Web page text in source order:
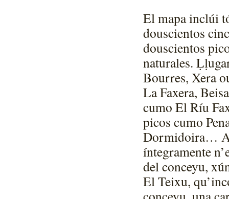
El mapa inclúi
douscientos
douscientos
naturales.
Bourres, Xera
La Faxera,
cumo El Ríu
picos cumo
Dormidoira…
íntegramente
del conceyu,
El Teixu,